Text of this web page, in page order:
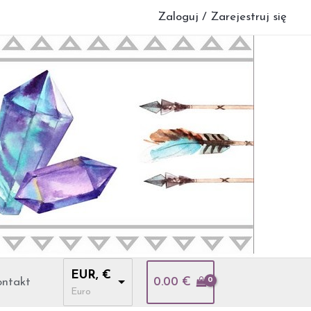
Zaloguj / Zarejestruj się
EUR, €
Euro
0.00 €